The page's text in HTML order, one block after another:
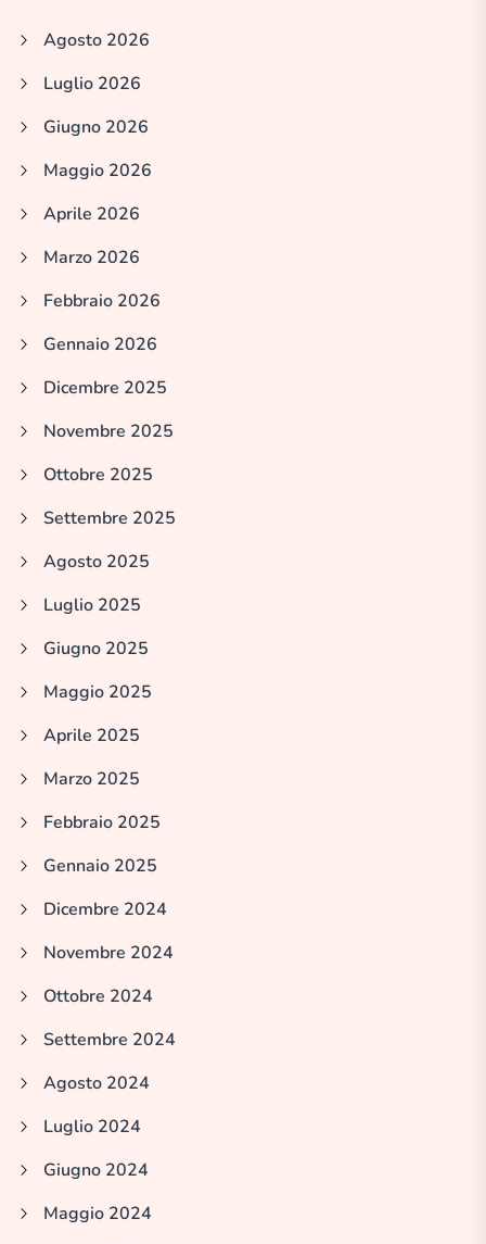
Agosto 2026
Luglio 2026
Giugno 2026
Maggio 2026
Aprile 2026
Marzo 2026
Febbraio 2026
Gennaio 2026
Dicembre 2025
Novembre 2025
Ottobre 2025
Settembre 2025
Agosto 2025
Luglio 2025
Giugno 2025
Maggio 2025
Aprile 2025
Marzo 2025
Febbraio 2025
Gennaio 2025
Dicembre 2024
Novembre 2024
Ottobre 2024
Settembre 2024
Agosto 2024
Luglio 2024
Giugno 2024
Maggio 2024